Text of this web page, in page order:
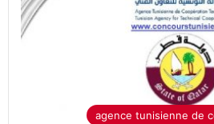
agence tunisienne de